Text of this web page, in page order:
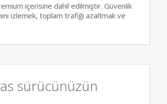
içerisine dahil edilmiştir. Güvenlik
izlemek, toplam trafiği azaltmak ve
sürücünüzün